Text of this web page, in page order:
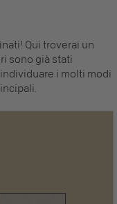
Qui troverai un
sono già stati
i molti modi